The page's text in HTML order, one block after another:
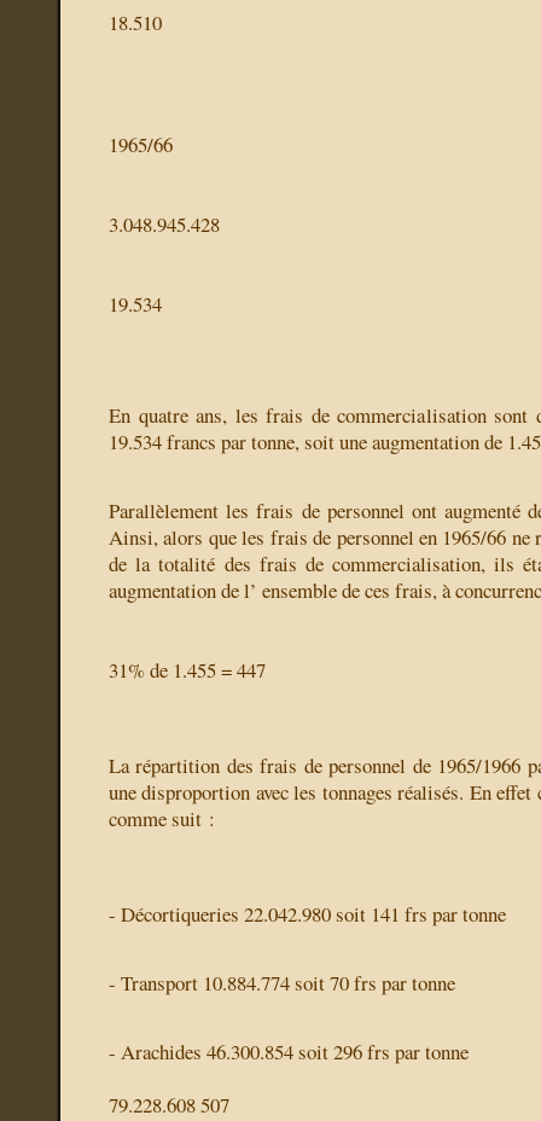
18.510
1965/66
3.048.945.428
19.534
En quatre ans, les frais de commercialisation sont
19.534 francs par tonne, soit une augmentation de
Parallèlement les frais de personnel ont augmenté
Ainsi, alors que les frais de personnel en 1965/66 ne
de la totalité des frais de commercialisation, ils
augmentation de l’ ensemble de ces frais, à
31% de 1.455 = 447
La répartition des frais de personnel de 1965/1966
une disproportion avec les tonnages réalisés. En effet
comme suit :
- Décortiqueries 22.042.980 soit 141 frs par tonne
- Transport 10.884.774 soit 70 frs par tonne
- Arachides 46.300.854 soit 296 frs par tonne
79.228.608 507